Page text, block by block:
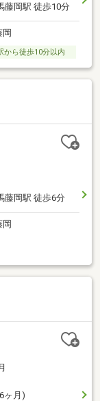
藤岡駅 徒歩10分
岡
から徒歩10分以内
藤岡駅 徒歩6分
岡
ヶ月)